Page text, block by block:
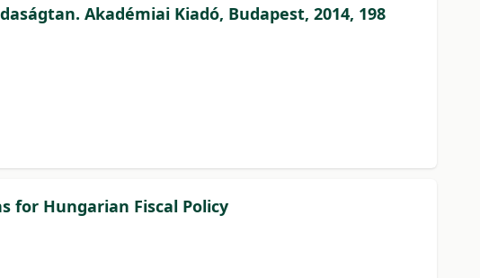
Akadémiai Kiadó, Budapest, 2014, 198
for Hungarian Fiscal Policy